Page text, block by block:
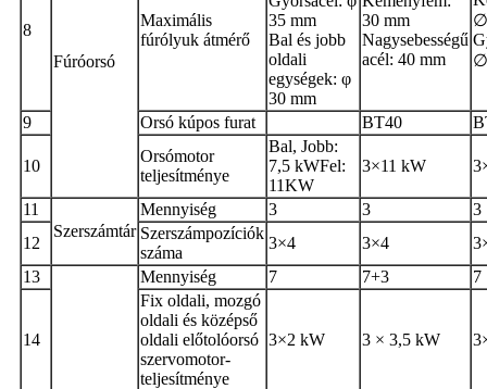
Fúróorsó
8
Maximális
fúrólyuk átmérő
35 mm
Bal és jobb
oldali
egységek: φ
30 mm
30 mm
Nagysebességű
acél: 40 mm
∅
∅
9 Orsó kúpos furat BT40
10
Orsómotor
teljesítménye
Bal, Jobb:
7,5 kWFel:
11KW
3×11 kW
11
Szerszámtár
Mennyiség 3 3
3
12
Szerszámpozíciók
száma
3×4 3×4
13
Mennyiség 7 7+3 7
14
Fix oldali, mozgó
oldali és középső
oldali előtolóorsó
szervomotor-
teljesítménye
3×2 kW 3 × 3,5 kW